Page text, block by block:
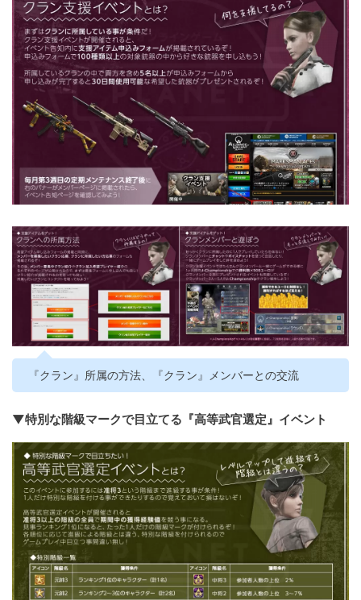
『クラン』所属の方法、『クラン』メンバーとの交流
▼特別な階級マークで目立てる『高等武官選定』イベント